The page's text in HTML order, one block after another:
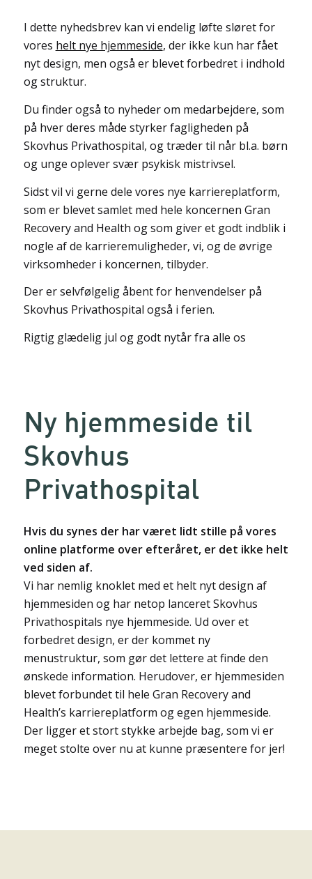
I dette nyhedsbrev kan vi endelig løfte sløret for
vores helt nye hjemmeside, der ikke kun har fået
nyt design, men også er blevet forbedret i indhold
og struktur.
Du finder også to nyheder om medarbejdere, som
på hver deres måde styrker fagligheden på
Skovhus Privathospital, og træder til når bl.a. børn
og unge oplever svær psykisk mistrivsel.
Sidst vil vi gerne dele vores nye karriereplatform,
som er blevet samlet med hele koncernen Gran
Recovery and Health og som giver et godt indblik i
nogle af de karrieremuligheder, vi, og de øvrige
virksomheder i koncernen, tilbyder.
Der er selvfølgelig åbent for henvendelser på
Skovhus Privathospital også i ferien.
Rigtig glædelig jul og godt nytår fra alle os
Ny hjemmeside til
Skovhus
Privathospital
Hvis du synes der har været lidt stille på vores
online platforme over efteråret, er det ikke helt
ved siden af.
Vi har nemlig knoklet med et helt nyt design af
hjemmesiden og har netop lanceret Skovhus
Privathospitals nye hjemmeside. Ud over et
forbedret design, er der kommet ny
menustruktur, som gør det lettere at finde den
ønskede information. Herudover, er hjemmesiden
blevet forbundet til hele Gran Recovery and
Health’s karriereplatform og egen hjemmeside.
Der ligger et stort stykke arbejde bag, som vi er
meget stolte over nu at kunne præsentere for jer!